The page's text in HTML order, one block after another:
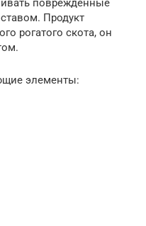
поврежденные
Продукт
рогатого скота, он
элементы: